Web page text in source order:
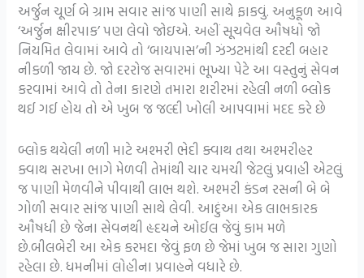
અર્જુન ચૂર્ણ બે ગ્રામ સવાર સાંજ પાણી સાથે ફાકવું. અનુકૂળ આવે
‘અર્જુન ક્ષીરપાક’ પણ લેવો જોઇએ. અહીં સૂચવેલ ઔષધો જો
નિયમિત લેવામાં આવે તો ‘બાયપાસ’ની ઝંઝટમાંથી દરદી બહાર
નીકળી જાય છે. જો દરરોજ સવારમાં ભૂખ્યા પેટે આ વસ્તુનું સેવન
કરવામાં આવે તો તેના કારણે તમારા શરીરમાં રહેલી નળી બ્લોક
થઈ ગઈ હોય તો એ ખુબ જ જલ્દી ખોલી આપવામાં મદદ કરે છે
બ્લોક થયેલી નળી માટે અશ્મરી ભેદી ક્વાથ તથા અશ્મરીહર
ક્વાથ સરખા ભાગે મેળવી તેમાંથી ચાર ચમચી જેટલું પ્રવાહી એટલું
જ પાણી મેળવીને પીવાથી લાભ થશે. અશ્મરી કંડન રસની બે બે
ગોળી સવાર સાંજ પાણી સાથે લેવી. આદુંઆ એક લાભકારક
ઔષધી છે જેના સેવનથી હૃદયને ઓઈલ જેવું કામ મળે
છે.બીલબેરી આ એક કરમદા જેવું ફળ છે જેમાં ખુબ જ સારા ગુણો
રહેલા છે. ધમનીમાં લોહીના પ્રવાહને વધારે છે.